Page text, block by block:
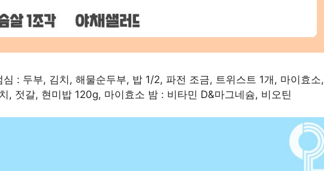
: 두부, 김치, 해물순두부, 밥 1/2, 파전 조금, 트위스트 1개, 마이효소,
, 젓갈, 현미밥 120g, 마이효소 밤 : 비타민 D&마그네슘, 비오틴